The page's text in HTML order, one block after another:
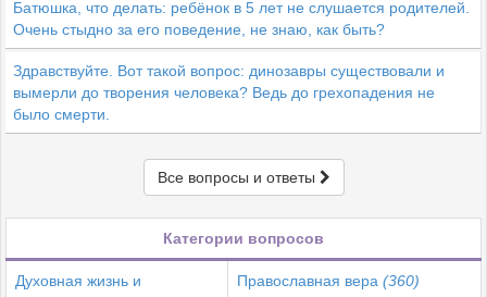
Батюшка, что делать: ребёнок в 5 лет не слушается родителей.
Очень стыдно за его поведение, не знаю, как быть?
Здравствуйте. Вот такой вопрос: динозавры существовали и
вымерли до творения человека? Ведь до грехопадения не
было смерти.
Все вопросы и ответы
Категории вопросов
Духовная жизнь и
Православная вера (360)